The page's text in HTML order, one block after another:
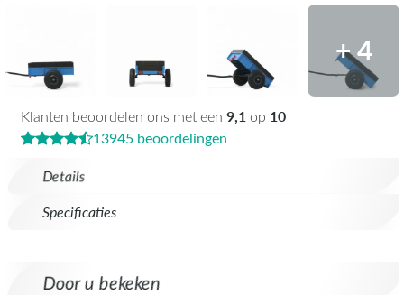
+ 4
Details
Specificaties
Klanten beoordelen ons met een 9,1 op 10
13945 beoordelingen
Door u bekeken